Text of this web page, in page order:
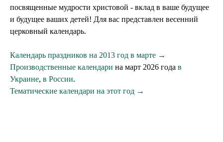
посвященные мудрости христовой - вклад в ваше будущее
и будущее ваших детей! Для вас представлен весенний
церковный календарь.
Календарь праздников на 2013 год в марте →
Производственные календари на март 2026 года в
Украине, в России.
Тематические календари на этот год →